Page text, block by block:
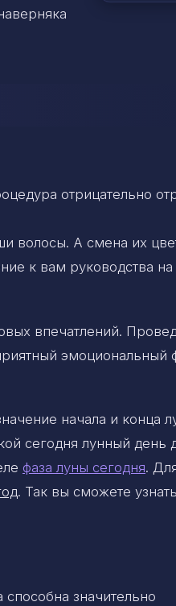
отрицательно
волосы. А смена их
к вам руководства на
впечатлений.
эмоциональный
начала и конца
сегодня лунный день
фаза луны сегодня.
. Так вы сможете
способна значительно